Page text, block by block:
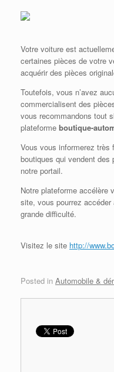
Votre voiture est
certaines pièces de votre
acquérir des pièces
Toutefois, vous n’avez
commercialisent des
vous recommandons tout
plateforme boutique-
Vous vous informerez très
boutiques qui vendent
notre portail.
Notre plateforme accélère
site, vous pourrez
grande difficulté.
Visitez le site http://
Posted in Automobile &